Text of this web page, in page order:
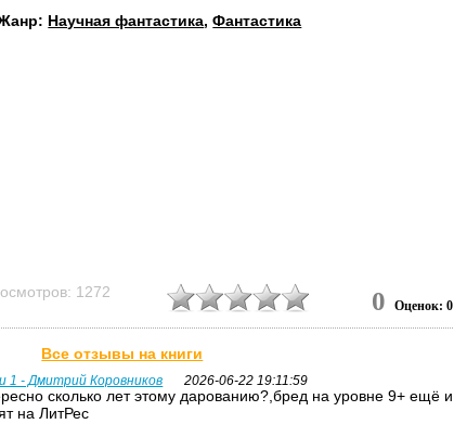
Научная фантастика,Фантастика
1272 0 Оценок: 0
Все отзывы на книги
1 - Дмитрий Коровников 2026-06-22 19:11:59
сколько лет этому дарованию?,бред на уровне 9+ ещё и
на ЛитРес